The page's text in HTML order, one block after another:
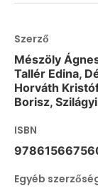
Szerző
Mészöly
Tallér Edina,
Horváth
Borisz,
ISBN
Egyéb